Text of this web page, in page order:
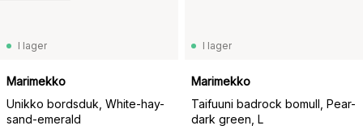
I lager
Marimekko
Unikko bordsduk, White-hay-
sand-emerald
I lager
Marimekko
Taifuuni badrock bomull, Pear-
dark green, L